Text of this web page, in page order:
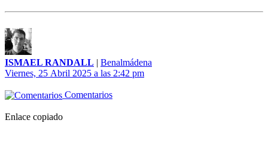
ISMAEL RANDALL | Benalmádena
Viernes, 25 Abril 2025 a las 2:42 pm
Comentarios
Enlace copiado